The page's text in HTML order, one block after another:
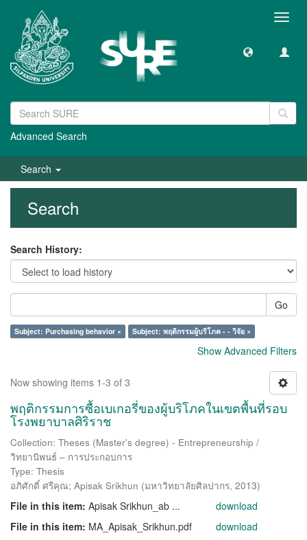
Advanced Search
Search
Search
Search History:
Go
Subject: Purchasing behavior × Subject: พฤติกรรมผู้บริโภค - - วิจัย ×
Show Advanced Filters
Now showing items 1-3 of 3
พฤติกรรมการซื้อเบเกอรี่ของผู้บริโภคในเขตพื้นที่รอบ
โรงพยาบาลศิริราช
Collection: Theses (Master's degree) - Entrepreneurship /
วิทยานิพนธ์ – การประกอบการ
Type: Thesis
อภิศักดิ์ ศรีคุณ; Apisak Srikhun (มหาวิทยาลัยศิลปากร, 2013)
File in this item: Apisak Srikhun_ab ...
download
File in this item: MA_Apisak_Srikhun.pdf download